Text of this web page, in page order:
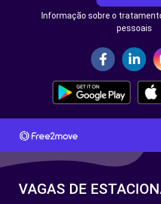
Informação sobre o
pessoais
VAGAS DE